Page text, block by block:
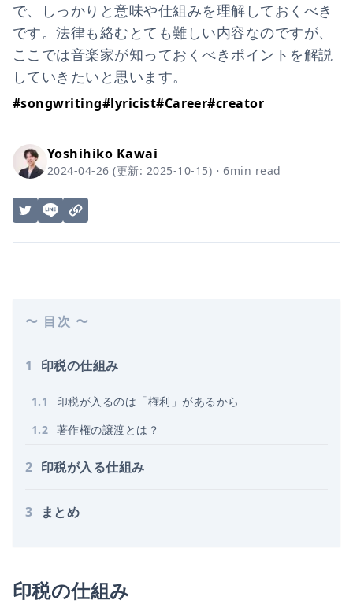
で、しっかりと意味や仕組みを理解しておくべき
です。法律も絡むとても難しい内容なのですが、
ここでは音楽家が知っておくべきポイントを解説
していきたいと思います。
#songwriting#lyricist#Career#creator
Yoshihiko Kawai
2024-04-26 (更新: 2025-10-15) ・6min read
〜 目次 〜
1 印税の仕組み
1.1
印税が入るのは「権利」があるから
1.2 著作権の譲渡とは？
2 印税が入る仕組み
3 まとめ
印税の仕組み